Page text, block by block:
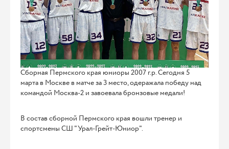
Сборная Пермского края юниоры 2007 г.р. Сегодня 5
марта в Москве в матче за 3 место, одеражала победу над
командой Москва-2 и завоевала бронзовые медали!
В состав сборной Пермского края вошли тренер и
спортсмены СШ "Урал-Грейт-Юниор".